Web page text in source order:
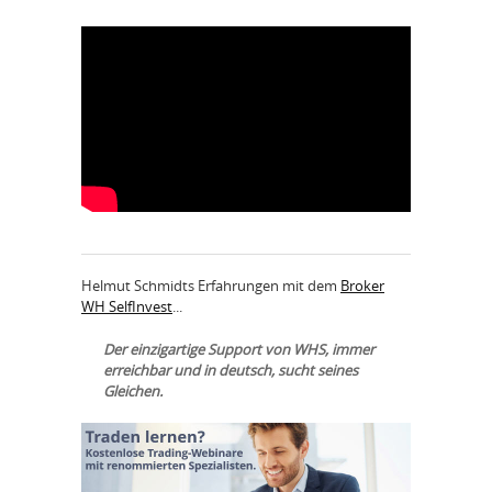
Helmut Schmidts Erfahrungen mit dem Broker
WH SelfInvest...
Der einzigartige Support von WHS, immer
erreichbar und in deutsch, sucht seines
Gleichen.